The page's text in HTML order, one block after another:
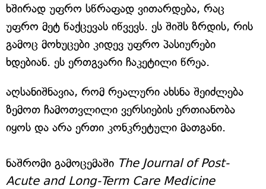
ხშირად უფრო სწრაფად ვითარდება, რაც
უფრო მეტ წაქცევას იწვევს. ეს შიშს ზრდის, რის
გამოც მოხუცები კიდევ უფრო პასიურები
ხდებიან. ეს ერთგვარი ჩაკეტილი წრეა.
აღსანიშნავია, რომ რეალური ახსნა შეიძლება
ზემოთ ჩამოთვლილი ვერსიების ერთიანობა
იყოს და არა ერთი კონკრეტული მათგანი.
ნაშრომი გამოცემაში The Journal of Post-
Acute and Long-Term Care Medicine